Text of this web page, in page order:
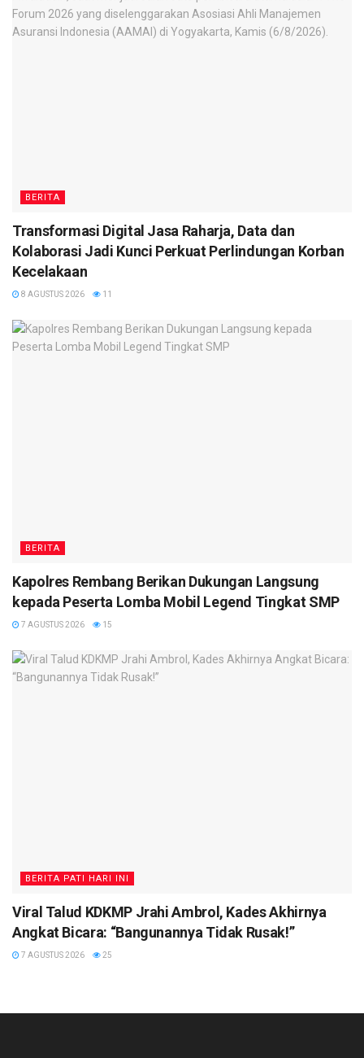
BERITA
Transformasi Digital Jasa Raharja, Data dan
Kolaborasi Jadi Kunci Perkuat Perlindungan Korban
Kecelakaan
8 AGUSTUS 2026 11
BERITA
Kapolres Rembang Berikan Dukungan Langsung
kepada Peserta Lomba Mobil Legend Tingkat SMP
7 AGUSTUS 2026 15
BERITA PATI HARI INI
Viral Talud KDKMP Jrahi Ambrol, Kades Akhirnya
Angkat Bicara: “Bangunannya Tidak Rusak!”
7 AGUSTUS 2026 25